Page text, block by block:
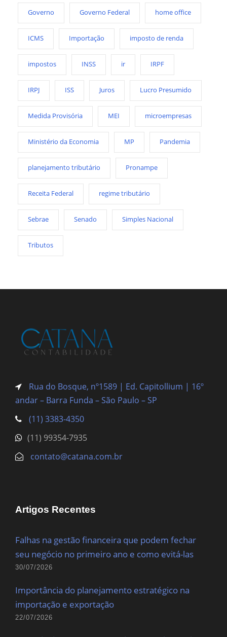
Governo Governo Federal home office
ICMS Importação imposto de renda
impostos INSS ir IRPF
IRPJ ISS Juros Lucro Presumido
Medida Provisória MEI microempresas
Ministério da Economia MP Pandemia
planejamento tributário Pronampe
Receita Federal regime tributário
Sebrae Senado Simples Nacional
Tributos
Rua do Bosque, nº1589 | Ed. Capitollium | 16º
andar – Barra Funda – São Paulo – SP
(11) 3383-4350
(11) 99354-7935
contato@catana.com.br
Artigos Recentes
Falhas na gestão financeira que podem fechar
seu negócio no primeiro ano e como evitá-las
30/07/2026
Importância do planejamento estratégico na
importação e exportação
22/07/2026